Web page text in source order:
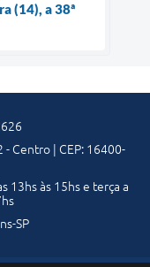
(14), a 38ª
- Centro | CEP: 16400-
13hs às 15hs e terça a
SP